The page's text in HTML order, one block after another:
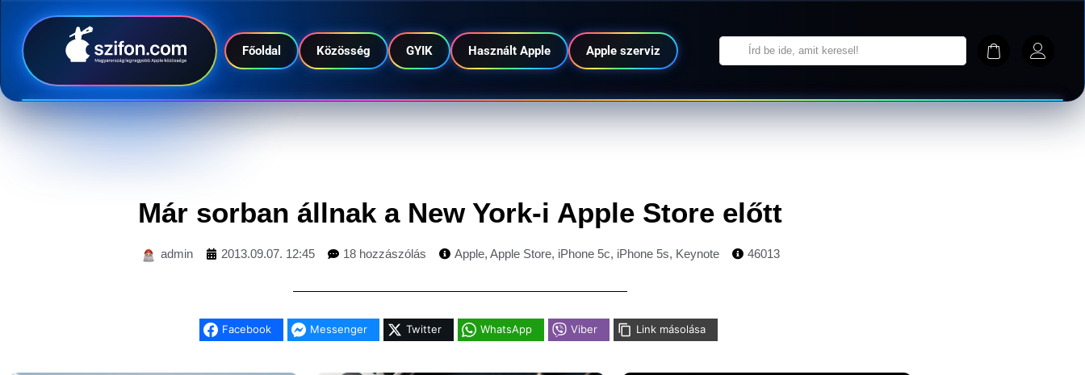
Főoldal Közösség GYIK Használt Apple Apple szerviz
Már sorban állnak a New York-i Apple Store előtt
admin 2013.09.07. 12:45 18 hozzászólás Apple, Apple Store, iPhone 5c, iPhone 5s, Keynote 46013
Facebook Messenger Twitter WhatsApp Viber Link másolása